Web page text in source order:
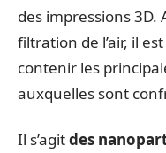
des impressions 3D.
filtration de l’air, il
contenir les
auxquelles sont
Il s’agitdes